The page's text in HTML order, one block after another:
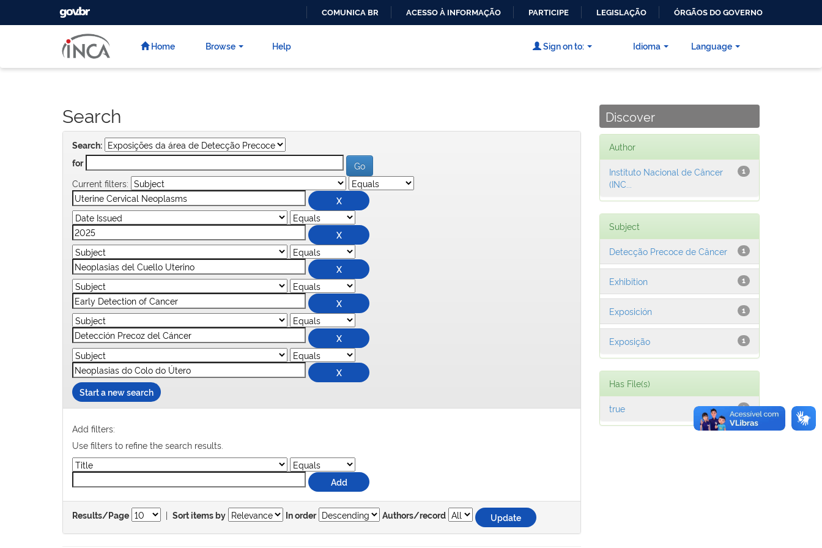
CONTEÚDO
GOVBR
COMUNICA BR ACESSO À INFORMAÇÃO PARTICIPE LEGISLAÇÃO ÓRGÃOS DO GOVERNO
Home Browse Help Language
Sign on to: Idioma
Search
Search:
for
Current filters:
Start a new search
Add filters:
Use filters to refine the search results.
Results/Page | Sort items by In order Authors/record
Discover
Author
1
Instituto Nacional de Câncer
(INC...
Subject
1
Detecção Precoce de Câncer
1
Exhibition
1
Exposición
1
Exposição
Has File(s)
1
true